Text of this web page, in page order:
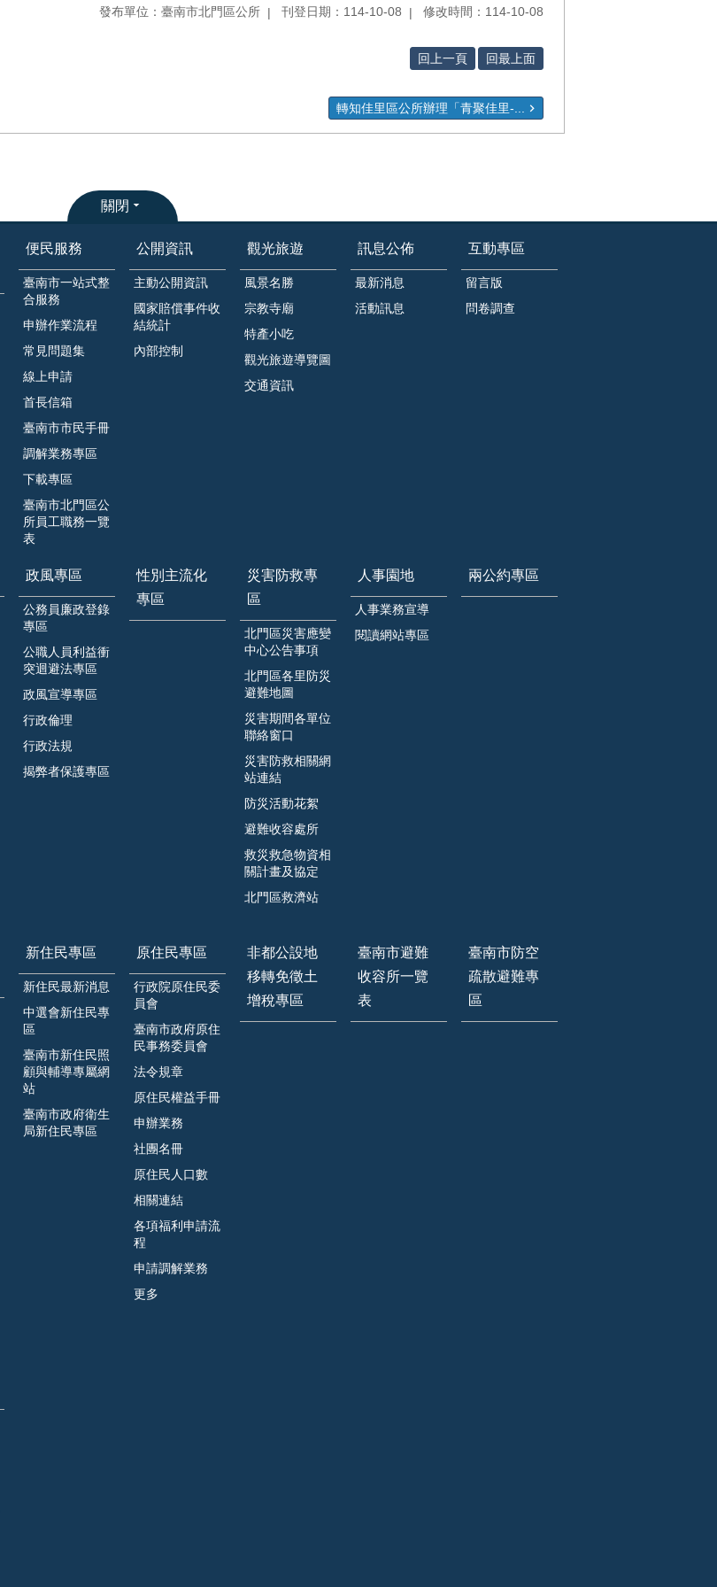
發布單位：臺南市北門區公所 刊登日期：114-10-08 修改時間：114-10-08
回上一頁 回最上面
轉知佳里區公所辦理「青聚佳里-...
關閉
便民服務
臺南市一站式整
合服務
申辦作業流程
常見問題集
線上申請
首長信箱
臺南市市民手冊
調解業務專區
下載專區
臺南市北門區公
所員工職務一覽
表
公開資訊
主動公開資訊
國家賠償事件收
結統計
內部控制
觀光旅遊
風景名勝
宗教寺廟
特產小吃
觀光旅遊導覽圖
交通資訊
訊息公佈
最新消息
活動訊息
互動專區
留言版
問卷調查
政風專區
公務員廉政登錄
專區
公職人員利益衝
突迴避法專區
政風宣導專區
行政倫理
行政法規
揭弊者保護專區
性別主流化
專區
災害防救專
區
北門區災害應變
中心公告事項
北門區各里防災
避難地圖
災害期間各單位
聯絡窗口
災害防救相關網
站連結
防災活動花絮
避難收容處所
救災救急物資相
關計畫及協定
北門區救濟站
人事園地
人事業務宣導
閱讀網站專區
兩公約專區
新住民專區
新住民最新消息
中選會新住民專
區
臺南市新住民照
顧與輔導專屬網
站
臺南市政府衛生
局新住民專區
原住民專區
行政院原住民委
員會
臺南市政府原住
民事務委員會
法令規章
原住民權益手冊
申辦業務
社團名冊
原住民人口數
相關連結
各項福利申請流
程
申請調解業務
更多
非都公設地
移轉免徵土
增稅專區
臺南市避難
收容所一覽
表
臺南市防空
疏散避難專
區